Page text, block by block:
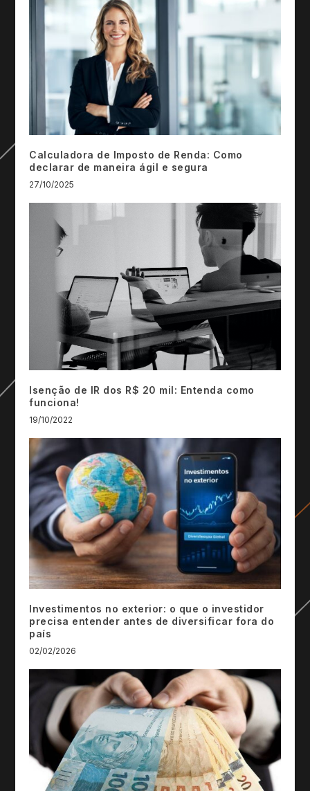
Calculadora de Imposto de Renda: Como
declarar de maneira ágil e segura
27/10/2025
Isenção de IR dos R$ 20 mil: Entenda como
funciona!
19/10/2022
Investimentos no exterior: o que o investidor
precisa entender antes de diversificar fora do
país
02/02/2026